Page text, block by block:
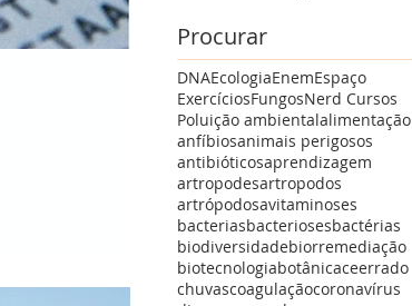
Procurar
DNAEcologiaEnemEspaço
ExercíciosFungosNerd Cursos
Poluição ambientalalimentação
anfíbiosanimais perigosos
antibióticosaprendizagem
artropodesartropodos
artrópodosavitaminoses
bacteriasbacteriosesbactérias
biodiversidadebiorremediação
biotecnologiabotânicaceerrado
chuvascoagulaçãocoronavírus